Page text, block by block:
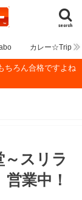
search
カレー☆Trip
ちろん合格ですよね
スリラ
業中！